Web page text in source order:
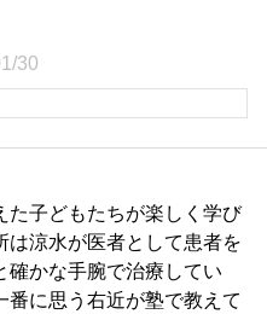
30
た子どもたちが楽しく学び
は涼水が医者として患者を
確かな手腕で治療してい
番に思う右近が塾で教えて